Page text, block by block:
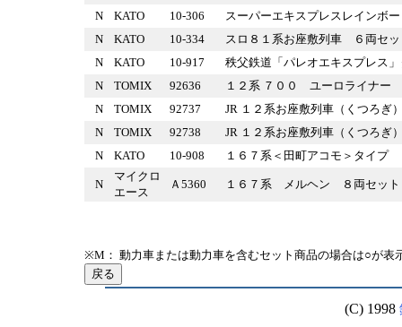
N
KATO 10-306
スーパーエキスプレスレイン
N
KATO 10-334
スロ８１系お座敷列車 ６両セ
N
KATO 10-917
秩父鉄道「パレオエキスプレ
N
TOMIX 92636
１２系 ７００ ユーロライナー
N
TOMIX 92737
JR １２系お座敷列車（くつろ
N
TOMIX 92738
JR １２系お座敷列車（くつろ
N
KATO 10-908 １６７系＜田町アコモ＞タイ
N
マイクロ
エース
Ａ5360 １６７系 メルヘン ８両セッ
※M： 動力車または動力車を含むセット商品の場合は○が表
(C) 1998